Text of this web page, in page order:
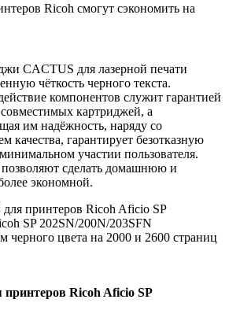
Ricoh смогут сэкономить на
CACTUS для лазерной печати
чёткость черного текста.
компонентов служит гарантией
картриджей, а
им надёжность, наряду со
качества, гарантирует безотказную
участии пользователя.
сделать домашнюю и
экономной.
для принтеров Ricoh Aficio SP
SP 202SN/200N/203SFN
черного цвета на 2000 и 2600 страниц
Ricoh Aficio SP